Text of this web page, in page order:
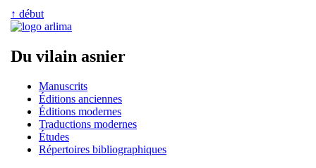
↑ début
Du vilain asnier
Manuscrits
Éditions anciennes
Éditions modernes
Traductions modernes
Études
Répertoires bibliographiques